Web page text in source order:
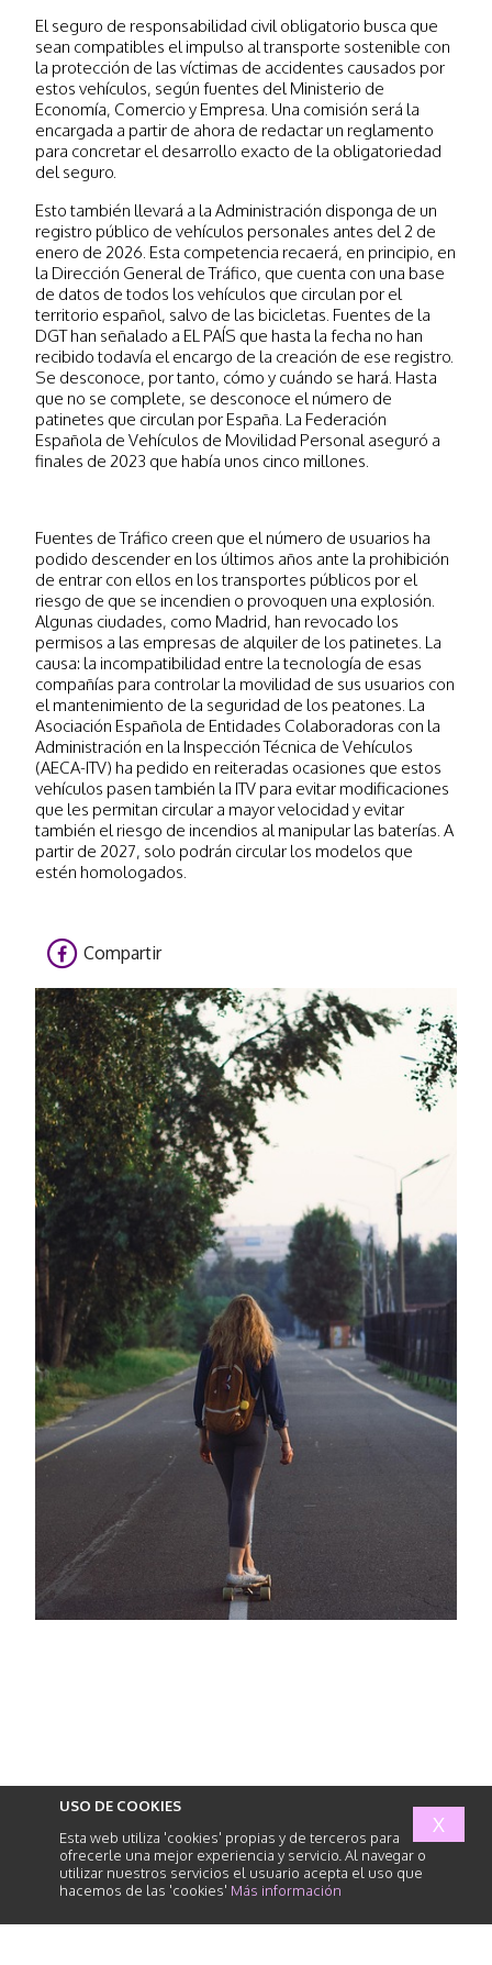
El seguro de responsabilidad civil obligatorio busca que
sean compatibles el impulso al transporte sostenible con
la protección de las víctimas de accidentes causados por
estos vehículos, según fuentes del Ministerio de
Economía, Comercio y Empresa. Una comisión será la
encargada a partir de ahora de redactar un reglamento
para concretar el desarrollo exacto de la obligatoriedad
del seguro.
Esto también llevará a la Administración disponga de un
registro público de vehículos personales antes del 2 de
enero de 2026. Esta competencia recaerá, en principio, en
la Dirección General de Tráfico, que cuenta con una base
de datos de todos los vehículos que circulan por el
territorio español, salvo de las bicicletas. Fuentes de la
DGT han señalado a EL PAÍS que hasta la fecha no han
recibido todavía el encargo de la creación de ese registro.
Se desconoce, por tanto, cómo y cuándo se hará. Hasta
que no se complete, se desconoce el número de
patinetes que circulan por España. La Federación
Española de Vehículos de Movilidad Personal aseguró a
finales de 2023 que había unos cinco millones.
Fuentes de Tráfico creen que el número de usuarios ha
podido descender en los últimos años ante la prohibición
de entrar con ellos en los transportes públicos por el
riesgo de que se incendien o provoquen una explosión.
Algunas ciudades, como Madrid, han revocado los
permisos a las empresas de alquiler de los patinetes. La
causa: la incompatibilidad entre la tecnología de esas
compañías para controlar la movilidad de sus usuarios con
el mantenimiento de la seguridad de los peatones. La
Asociación Española de Entidades Colaboradoras con la
Administración en la Inspección Técnica de Vehículos
(AECA-ITV) ha pedido en reiteradas ocasiones que estos
vehículos pasen también la ITV para evitar modificaciones
que les permitan circular a mayor velocidad y evitar
también el riesgo de incendios al manipular las baterías. A
partir de 2027, solo podrán circular los modelos que
estén homologados.
Compartir
USO DE COOKIES
Esta web utiliza 'cookies' propias y de terceros para
ofrecerle una mejor experiencia y servicio. Al navegar o
utilizar nuestros servicios el usuario acepta el uso que
hacemos de las 'cookies' Más información
X